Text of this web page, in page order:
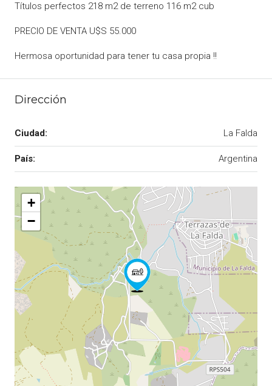
Títulos perfectos 218 m2 de terreno 116 m2 cub
PRECIO DE VENTA U$S 55.000
Hermosa oportunidad para tener tu casa propia !!
Dirección
Ciudad: La Falda
País: Argentina
+
−